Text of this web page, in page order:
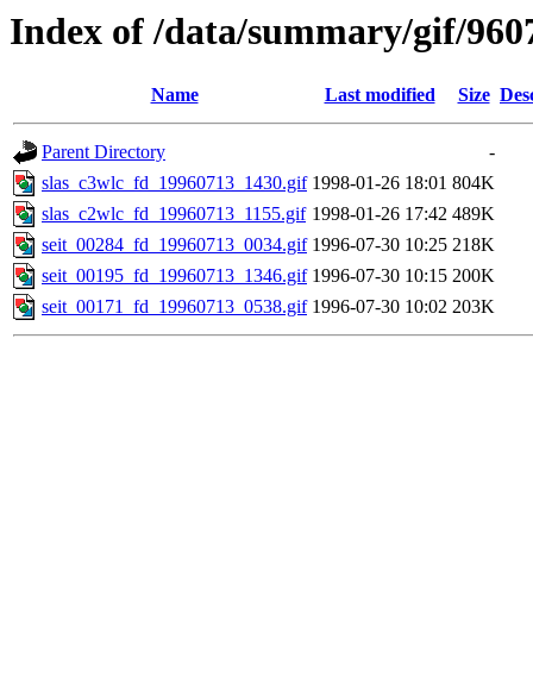
Index of /data/summary/gif/
Name Last modified Size
Parent Directory
-
slas_c3wlc_fd_19960713_1430.gif 1998-01-26 18:01 804K
slas_c2wlc_fd_19960713_1155.gif 1998-01-26 17:42 489K
seit_00284_fd_19960713_0034.gif 1996-07-30 10:25 218K
seit_00195_fd_19960713_1346.gif 1996-07-30 10:15 200K
seit_00171_fd_19960713_0538.gif 1996-07-30 10:02 203K